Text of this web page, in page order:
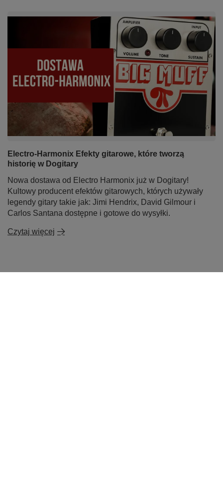
Electro-Harmonix Efekty gitarowe, które tworzą
historię w Dogitary
Nowa dostawa od Electro Harmonix już w Dogitary!
Kultowy producent efektów gitarowych, których używały
legendy gitary takie jak: Jimi Hendrix, David Gilmour i
Carlos Santana dostępne i gotowe do wysyłki.
Czytaj więcej